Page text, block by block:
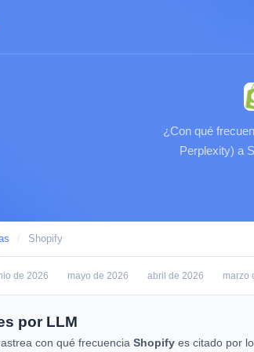
¿Con qué
Perplexity) a
/ Shopify
de 2026 mayo de 2026 abril de 2026 marzo
por LLM
con qué frecuencia Shopify es citado por